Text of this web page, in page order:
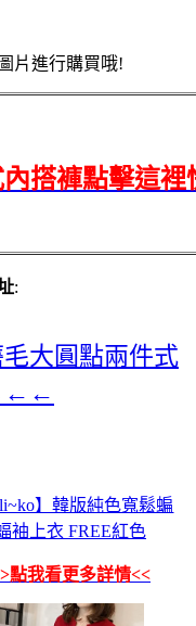
片進行購買哦!
搭褲點擊這裡
:
大圓點兩件式
】韓版純色寬鬆蝙
袖上衣 FREE紅色
點我看更多詳情<<